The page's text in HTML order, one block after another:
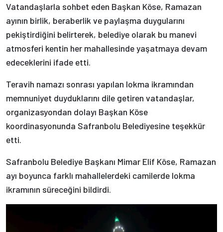
Vatandaşlarla sohbet eden Başkan Köse, Ramazan
ayının birlik, beraberlik ve paylaşma duygularını
pekiştirdiğini belirterek, belediye olarak bu manevi
atmosferi kentin her mahallesinde yaşatmaya devam
edeceklerini ifade etti.
Teravih namazı sonrası yapılan lokma ikramından
memnuniyet duyduklarını dile getiren vatandaşlar,
organizasyondan dolayı Başkan Köse
koordinasyonunda Safranbolu Belediyesine teşekkür
etti.
Safranbolu Belediye Başkanı Mimar Elif Köse, Ramazan
ayı boyunca farklı mahallelerdeki camilerde lokma
ikramının süreceğini bildirdi.